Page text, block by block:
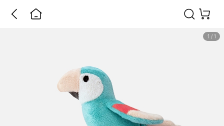
1 / 1